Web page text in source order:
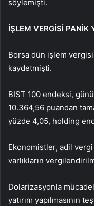
söylemişti.
İŞLEM VERGİSİ PANİK
Borsa dün işlem vergisi
kaydetmişti.
BIST 100 endeksi,
10.364,56 puandan
yüzde 4,05, holding
Ekonomistler, adil vergi
varlıkların
Dolarizasyonla
yatırım yapılmasının